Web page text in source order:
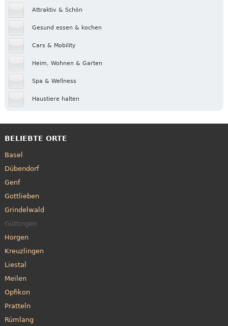
Attraktiv & Schön
Gesund essen & kochen
Cars & Mobility
Heim, Wohnen & Garten
Spa & Wellness
Haustiere halten
BELIEBTE ORTE
Basel
Dübendorf
Genf
Gottlieben
Grindelwald
Güttingen
Horgen
Kreuzlingen
Liestal
Meilen
Opfikon
Pratteln
Rümlang